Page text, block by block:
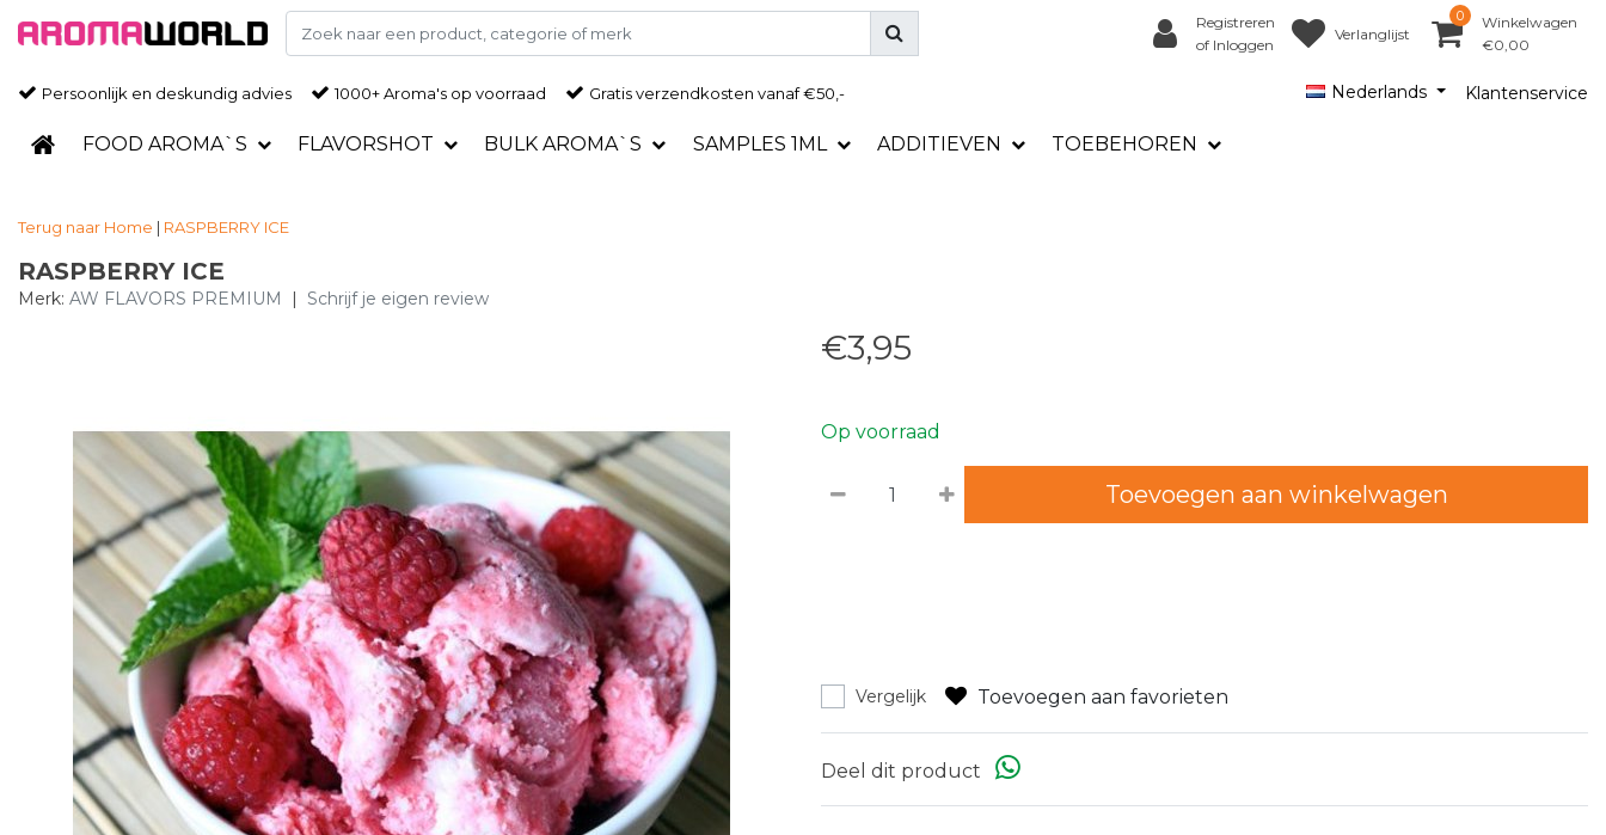
Registreren
of Inloggen
Verlanglijst
0
Winkelwagen
€0,00
Persoonlijk en deskundig advies 1000+ Aroma's op voorraad Gratisverzendkosten vanaf €50,- Nederlands Klantenservice
FOOD AROMA`S FLAVORSHOT BULK AROMA`S SAMPLES 1ML ADDITIEVEN TOEBEHOREN
Terug naar Home | RASPBERRY ICE
RASPBERRY ICE
Merk: AW FLAVORS PREMIUM | Schrijf je eigen review
€3,95
Op voorraad
Toevoegen aan winkelwagen
Vergelijk Toevoegen aan favorieten
Deel dit product